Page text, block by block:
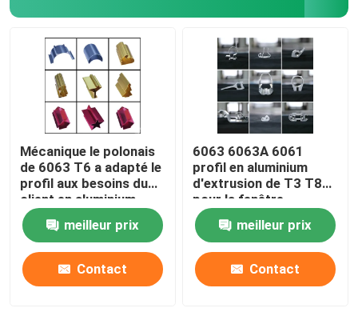
Mécanique le polonais
de 6063 T6 a adapté le
profil aux besoins du
client en aluminium
meilleur prix
Contact
6063 6063A 6061
profil en aluminium
d'extrusion de T3 T8
pour la fenêtre
meilleur prix
Contact